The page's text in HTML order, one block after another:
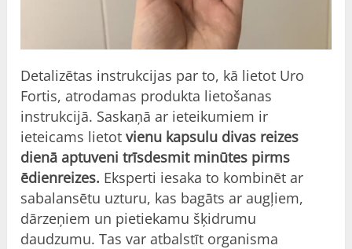
Detalizētas instrukcijas par to, kā lietot Uro
Fortis, atrodamas produkta lietošanas
instrukcijā. Saskaņā ar ieteikumiem ir
ieteicams lietotvienu kapsulu divas reizes
dienā aptuveni trīsdesmit minūtes pirms
ēdienreizes. Eksperti iesaka to kombinēt ar
sabalansētu uzturu, kas bagāts ar augļiem,
dārzeņiem un pietiekamu šķidrumu
daudzumu. Tas var atbalstīt organisma